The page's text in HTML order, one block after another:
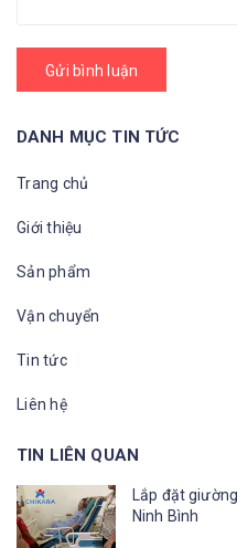
Gửi bình luận
DANH MỤC TIN TỨC
Trang chủ
Giới thiệu
Sản phẩm
Vận chuyển
Tin tức
Liên hệ
TIN LIÊN QUAN
Lắp đặt
Ninh Bình